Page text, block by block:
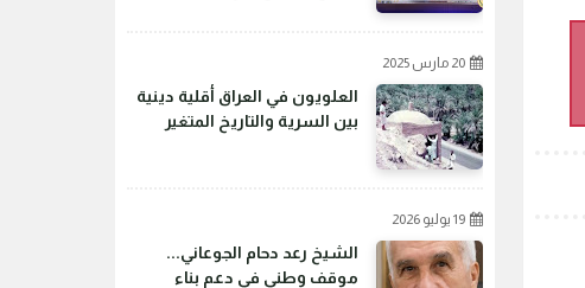
20 مارس 2025
العلويون في العراق أقلية دينية
بين السرية والتاريخ المتغير
19 يوليو 2026
الشيخ رعد دحام الجوعاني...
موقف وطني في دعم بناء